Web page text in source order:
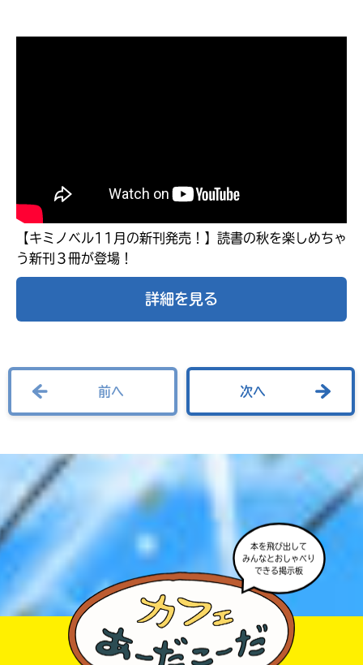
キミノラジオ配信中！
いろんな動画が
みんなの絵が
見られる
ギャラリー
【キミノベル11月の新刊発売！】読書の秋を楽しめちゃ
う新刊３冊が登場！
詳細を見る
前へ 次へ
本を飛び出して
みんなとおしゃべり
できる掲示板